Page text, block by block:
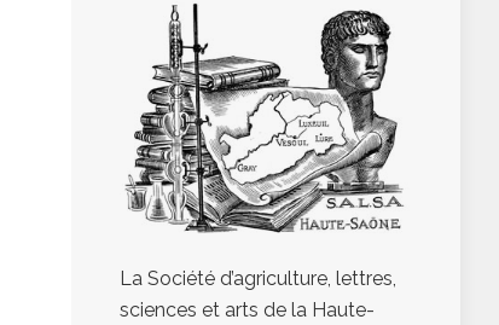
La Société d’agriculture, lettres,
sciences et arts de la Haute-